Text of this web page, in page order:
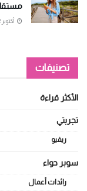
أكتوبر 12, 2025
تصنيفات
الأكثر قراءة
تجربتي
ريفيو
سوبر حواء
رائدات أعمال